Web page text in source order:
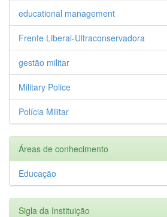
educational management
Frente Liberal-Ultraconservadora
gestão militar
Military Police
Polícia Militar
Áreas de conhecimento
Educação
Sigla da Instituição